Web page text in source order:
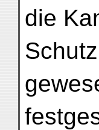
die